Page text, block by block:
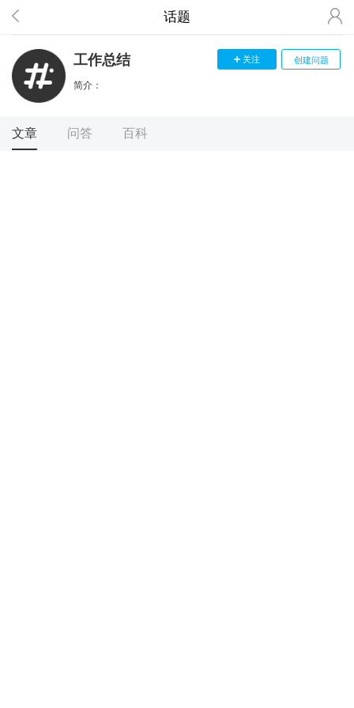
话题
工作总结 创建问题
关注
简介：
文章 问答 百科